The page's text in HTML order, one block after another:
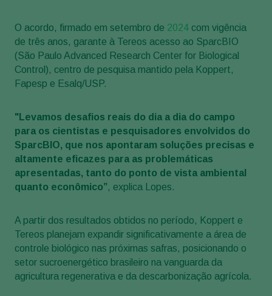
O acordo, firmado em setembro de 2024 com vigência
de três anos, garante à Tereos acesso ao SparcBIO
(São Paulo Advanced Research Center for Biological
Control), centro de pesquisa mantido pela Koppert,
Fapesp e Esalq/USP.
"Levamos desafios reais do dia a dia do campo
para os cientistas e pesquisadores envolvidos do
SparcBIO, que nos apontaram soluções precisas e
altamente eficazes para as problemáticas
apresentadas, tanto do ponto de vista ambiental
quanto econômico”, explica Lopes.
A partir dos resultados obtidos no período, Koppert e
Tereos planejam expandir significativamente a área de
controle biológico nas próximas safras, posicionando o
setor sucroenergético brasileiro na vanguarda da
agricultura regenerativa e da descarbonização agrícola.